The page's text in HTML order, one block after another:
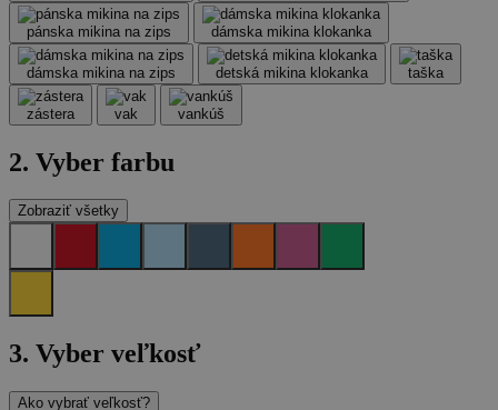
pánska mikina na zips dámska mikina klokanka
dámska mikina na zips detská mikina klokanka taška
zástera vak vankúš
2. Vyber farbu
Zobraziť všetky
3. Vyber veľkosť
Ako vybrať veľkosť?